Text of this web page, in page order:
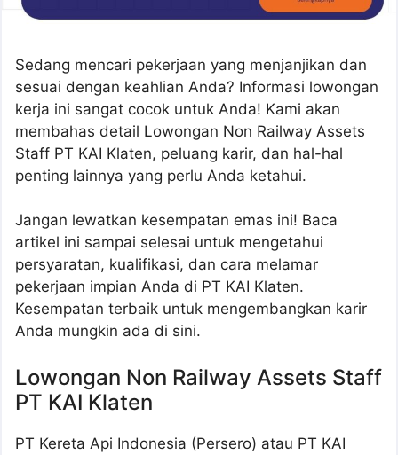
Sedang mencari pekerjaan yang menjanjikan dan
sesuai dengan keahlian Anda? Informasi lowongan
kerja ini sangat cocok untuk Anda! Kami akan
membahas detail Lowongan Non Railway Assets
Staff PT KAI Klaten, peluang karir, dan hal-hal
penting lainnya yang perlu Anda ketahui.
Jangan lewatkan kesempatan emas ini! Baca
artikel ini sampai selesai untuk mengetahui
persyaratan, kualifikasi, dan cara melamar
pekerjaan impian Anda di PT KAI Klaten.
Kesempatan terbaik untuk mengembangkan karir
Anda mungkin ada di sini.
Lowongan Non Railway Assets Staff
PT KAI Klaten
PT Kereta Api Indonesia (Persero) atau PT KAI